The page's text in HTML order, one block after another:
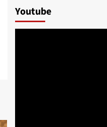
Youtube